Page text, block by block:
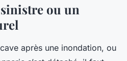
ou un
après une inondation, ou